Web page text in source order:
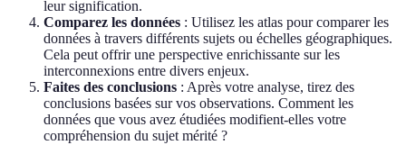
leur signification.
Comparez les données : Utilisez les atlas pour comparer les
données à travers différents sujets ou échelles géographiques.
Cela peut offrir une perspective enrichissante sur les
interconnexions entre divers enjeux.
Faites des conclusions : Après votre analyse, tirez des
conclusions basées sur vos observations. Comment les
données que vous avez étudiées modifient-elles votre
compréhension du sujet mérité ?